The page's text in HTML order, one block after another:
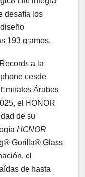
desafía los
193 gramos.
a la
desde
Árabes
el HONOR
de su
HONOR
Gorilla® Glass
el
de hasta